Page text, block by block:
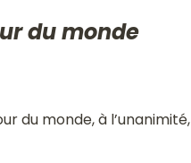
du monde
du monde, à l’unanimité,